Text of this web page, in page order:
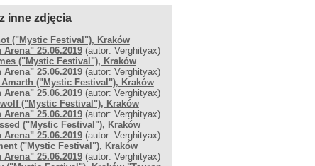
inne zdjęcia
("Mystic Festival"), Kraków
Arena" 25.06.2019(autor: Verghityax)
("Mystic Festival"), Kraków
Arena" 25.06.2019(autor: Verghityax)
("Mystic Festival"), Kraków
Arena" 25.06.2019(autor: Verghityax)
("Mystic Festival"), Kraków
Arena" 25.06.2019(autor: Verghityax)
("Mystic Festival"), Kraków
Arena" 25.06.2019(autor: Verghityax)
("Mystic Festival"), Kraków
Arena" 25.06.2019(autor: Verghityax)